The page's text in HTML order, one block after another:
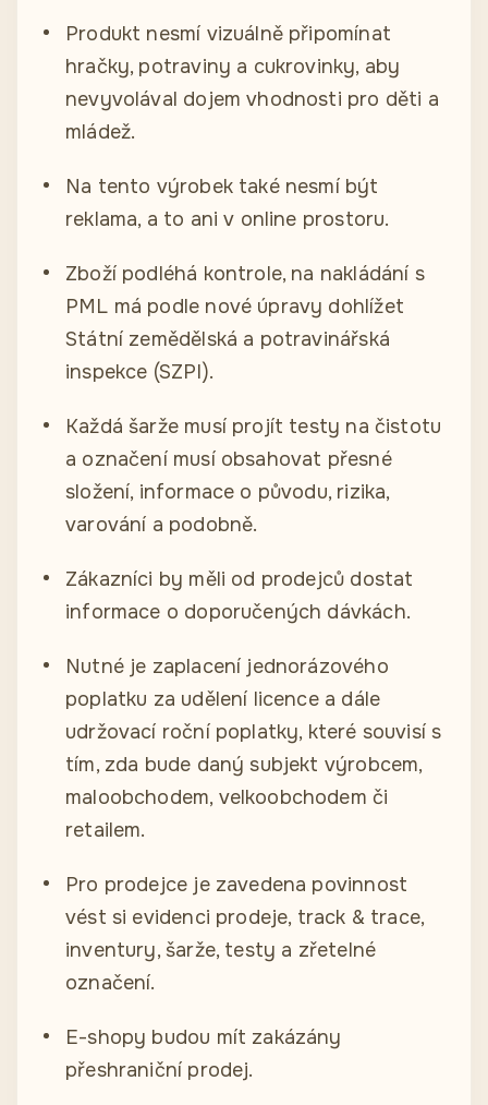
Produkt nesmí vizuálně připomínat
hračky, potraviny a cukrovinky, aby
nevyvolával dojem vhodnosti pro děti a
mládež.
Na tento výrobek také nesmí být
reklama, a to ani v online prostoru.
Zboží podléhá kontrole, na nakládání s
PML má podle nové úpravy dohlížet
Státní zemědělská a potravinářská
inspekce (SZPI).
Každá šarže musí projít testy na čistotu
a označení musí obsahovat přesné
složení, informace o původu, rizika,
varování a podobně.
Zákazníci by měli od prodejců dostat
informace o doporučených dávkách.
Nutné je zaplacení jednorázového
poplatku za udělení licence a dále
udržovací roční poplatky, které souvisí s
tím, zda bude daný subjekt výrobcem,
maloobchodem, velkoobchodem či
retailem.
Pro prodejce je zavedena povinnost
vést si evidenci prodeje, track & trace,
inventury, šarže, testy a zřetelné
označení.
E-shopy budou mít zakázány
přeshraniční prodej.